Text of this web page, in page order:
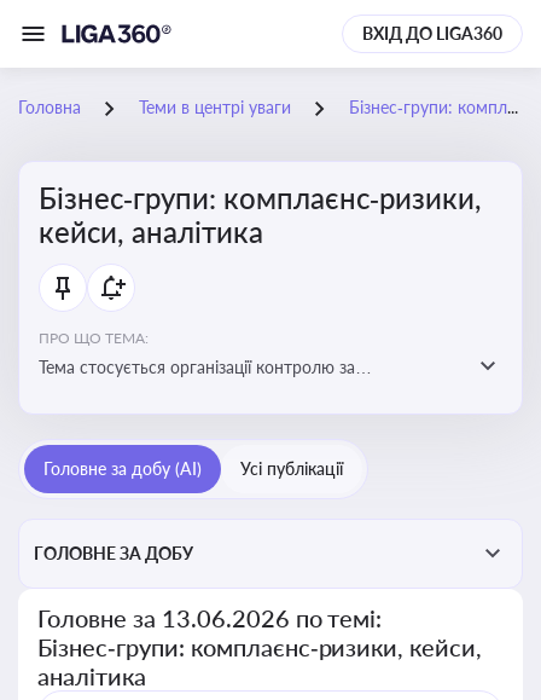
ВХІД ДО LIGA360
Головна Теми в центрі уваги Бізнес‑групи: комплаєнс‑ризики, кейси, аналітика
Бізнес‑групи: комплаєнс‑ризики,
кейси, аналітика
ПРО ЩО ТЕМА:
Тема стосується організації контролю за
Головне за добу (AI) Усі публікації
ГОЛОВНЕ ЗА ДОБУ
Головне за 13.06.2026 по темі:
Бізнес‑групи: комплаєнс‑ризики, кейси,
аналітика